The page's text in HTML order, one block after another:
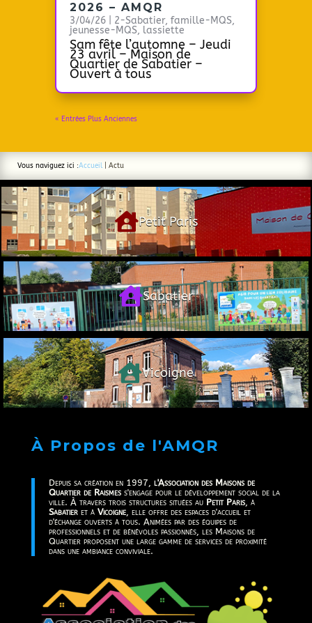
2026 – AMQR
3/04/26 2-Sabatier,famille-MQS,
jeunesse-MQS, lassiette
Sam fête l’automne – Jeudi
23 avril – Maison de
Quartier de Sabatier –
Ouvert à tous
« Entrées Plus Anciennes
Vous naviguez ici :Accueil| Actu
Petit Paris
Sabatier
Vicoigne
À Propos de l'AMQR
Depuis sa création en 1997, l'Association des Maisons de
Quartier de Raismes s'engage pour le développement social de la
ville. À travers trois structures situées au Petit Paris, à
Sabatier et à Vicoigne, elle offre des espaces d'accueil et
d'échange ouverts à tous. Animées par des équipes de
professionnels et de bénévoles passionnés, les Maisons de
Quartier proposent une large gamme de services de proximité
dans une ambiance conviviale.